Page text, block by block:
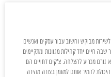
מבוקש וחשוב עבור עסקים ואנשים
שבה חיים יחד קהילות מגוונות ומתקיימים
גורם מכריע להצלחה. צ'קים דחויים הם
להמיר אותם למזומן בצורה מהירה